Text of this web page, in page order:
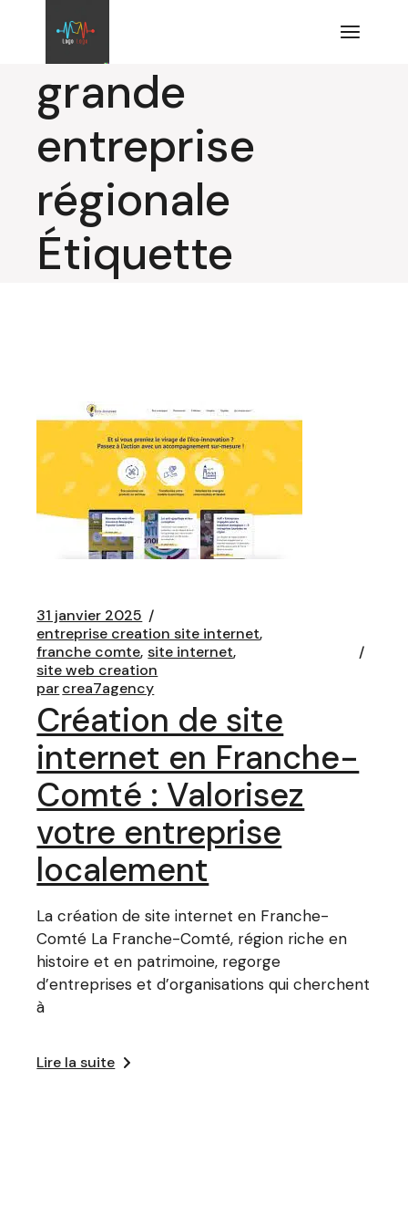
contenu
grande
entreprise
régionale
Étiquette
31 janvier 2025
entreprise creation site internet
franche comte site internet
site web creation
parcrea7agency
Création de site
internet en Franche-
Comté : Valorisez
votre entreprise
localement
La création de site internet en Franche-
Comté La Franche-Comté, région riche en
histoire et en patrimoine, regorge
d’entreprises et d’organisations qui cherchent
à
Lire la suite